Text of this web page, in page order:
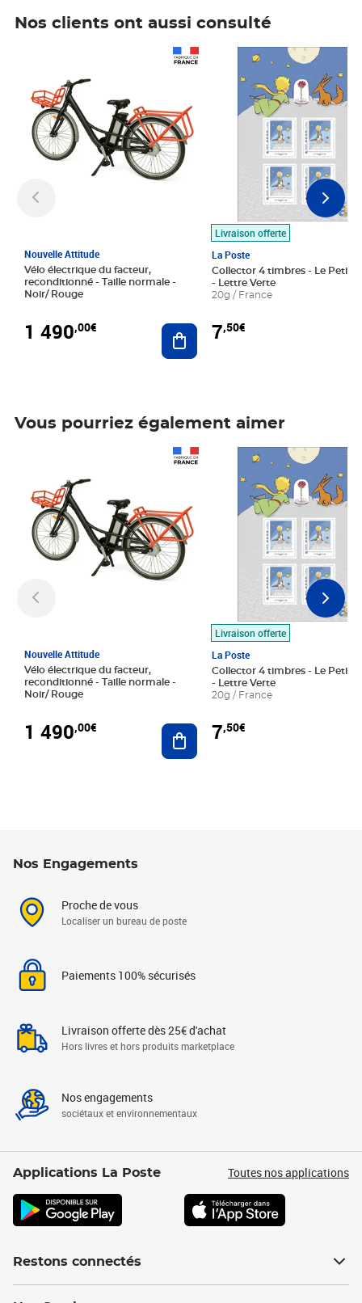
Nos clients ont aussi consulté
Nouvelle Attitude
Vélo électrique du facteur,
reconditionné - Taille normale -
Noir/ Rouge
1 490,00€ Ajouter au panier
Livraison offerte
La Poste
Collector 4 timbres - Le Petit
- Lettre Verte
20g / France
7,50€
Prix 7,50€
Vous pourriez également aimer
Nouvelle Attitude
Vélo électrique du facteur,
reconditionné - Taille normale -
Noir/ Rouge
1 490,00€ Ajouter au panier
Livraison offerte
La Poste
Collector 4 timbres - Le Petit
- Lettre Verte
20g / France
7,50€
Prix 7,50€
Nos Engagements
Proche de vous
Localiser un bureau de poste
Paiements 100% sécurisés
Livraison offerte dès 25€ d'achat
Hors livres et hors produits marketplace
Nos engagements
sociétaux et environnementaux
Applications La Poste Toutes nos applications
Restons connectés